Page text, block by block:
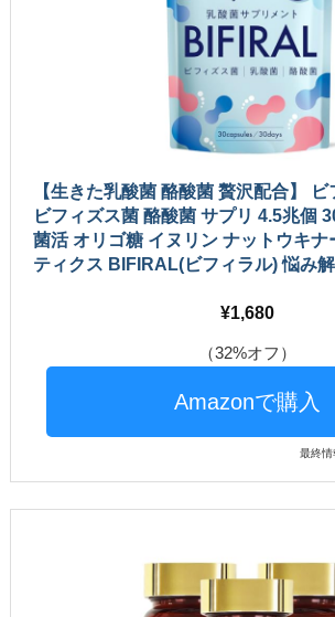
【生きた乳酸菌 酪酸菌 贅沢配合】
ビフィズス菌 酪酸菌 サプリ 4.5兆個
菌活 オリゴ糖 イヌリン ナットウキナ
ティクス BIFIRAL(ビフィラル) 悩み
1,680
（32%オフ）
最終